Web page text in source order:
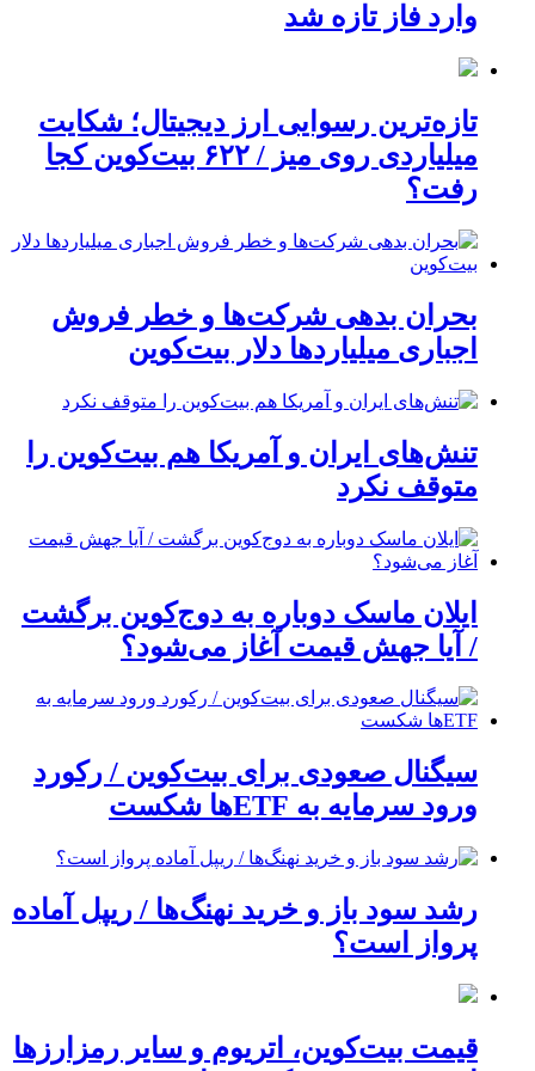
وارد فاز تازه شد
تازه‌ترین رسوایی ارز دیجیتال؛ شکایت
میلیاردی روی میز / ۶۲۲ بیت‌کوین کجا
رفت؟
بحران بدهی شرکت‌ها و خطر فروش
اجباری میلیاردها دلار بیت‌کوین
تنش‌های ایران و آمریکا هم بیت‌کوین را
متوقف نکرد
ایلان ماسک دوباره به دوج‌کوین برگشت
/ آیا جهش قیمت آغاز می‌شود؟
سیگنال صعودی برای بیت‌کوین / رکورد
ورود سرمایه به ETFها شکست
رشد سود باز و خرید نهنگ‌ها / ریپل آماده
پرواز است؟
قیمت بیت‌کوین، اتریوم و سایر رمزارزها